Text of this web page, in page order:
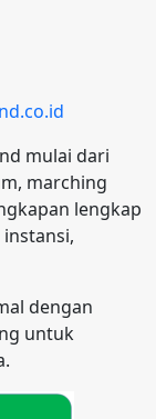
mulai dari
marching
lengkap
dengan
untuk